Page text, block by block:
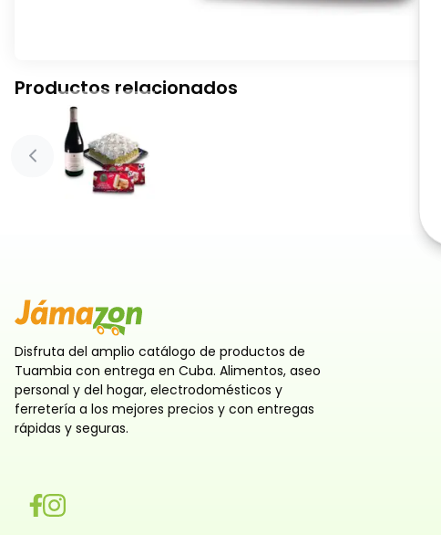
Productos relacionados
Diapositiva anterior
Disfruta del amplio catálogo de productos de
Tuambia con entrega en Cuba. Alimentos, aseo
personal y del hogar, electrodomésticos y
ferretería a los mejores precios y con entregas
rápidas y seguras.